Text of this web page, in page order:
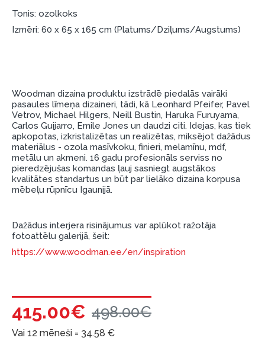
kura ir norādīta kredīta saņemšanas līgumā.
Papildu informācija:
garantijas un atgriesanas noteikumiem
Finansiālā atbildība:
Aicinām aizņemties atbildīgi! Pirms aizņemties,
lūdzu, izvērtējiet savas finansiālās iespējas.
Tonis: ozolkoks
Izmēri: 60 x 65 x 165 cm (Platums/Dziļums/Augstums)
Woodman dizaina produktu izstrādē piedalās vairāki
pasaules līmeņa dizaineri, tādi, kā Leonhard Pfeifer, Pavel
Vetrov, Michael Hilgers, Neill Bustin, Haruka Furuyama,
Carlos Guijarro, Emile Jones un daudzi citi. Idejas, kas tiek
apkopotas, izkristalizētas un realizētas, miksējot dažādus
materiālus - ozola masīvkoku, finieri, melamīnu, mdf,
metālu un akmeni. 16 gadu profesionāls serviss no
pieredzējušas komandas ļauj sasniegt augstākos
kvalitātes standartus un būt par lielāko dizaina korpusa
mēbeļu rūpnīcu Igaunijā.
Dažādus interjera risinājumus var aplūkot ražotāja
fotoattēlu galerijā, šeit:
https://www.woodman.ee/en/inspiration
415.00€ 498.00€
Vai 12 mēneši = 34.58 €